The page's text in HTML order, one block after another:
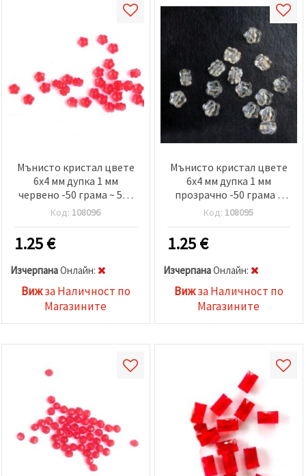
Мънисто кристал цвете
6x4 мм дупка 1 мм
червено -50 грама ~ 520
броя
Код: 108096
1.25€
ИзчерпанаOнлайн:
Вижза Наличност по
Магазините
Мънисто кристал цвете
6x4 мм дупка 1 мм
прозрачно -50 грама ~
520 броя
Код: 108095
1.25€
ИзчерпанаOнлайн:
Вижза Наличност по
Магазините